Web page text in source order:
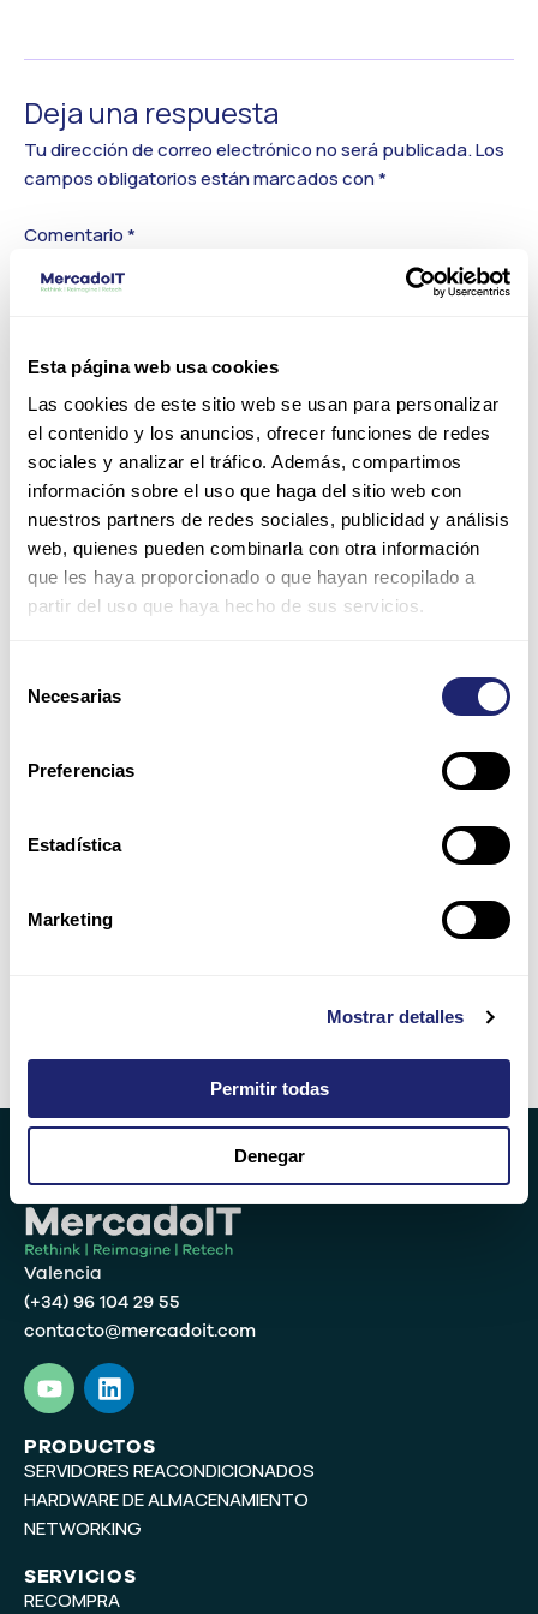
Esta página web usa cookies
Las cookies de este sitio web se usan para personalizar
el contenido y los anuncios, ofrecer funciones de redes
sociales y analizar el tráfico. Además, compartimos
información sobre el uso que haga del sitio web con
nuestros partners de redes sociales, publicidad y análisis
web, quienes pueden combinarla con otra información
que les haya proporcionado o que hayan recopilado a
partir del uso que haya hecho de sus servicios.
Necesarias
Preferencias
Estadística
Marketing
Mostrar detalles
Permitir todas
Denegar
Deja una respuesta
Tu dirección de correo electrónico no será publicada.Los
campos obligatorios están marcados con*
Comentario*
Nombre*
Correo
Web
navegador para la próxima vez que comente.
Alternative:
Valencia
(+34) 96 104 29 55
contacto@mercadoit.com
Y
o
u
t
u
b
e
L
i
n
k
e
d
i
PRODUCTOS
SERVIDORES REACONDICIONADOS
HARDWARE DE ALMACENAMIENTO
NETWORKING
SERVICIOS
RECOMPRA